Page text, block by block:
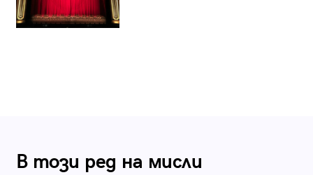
В този ред на мисли